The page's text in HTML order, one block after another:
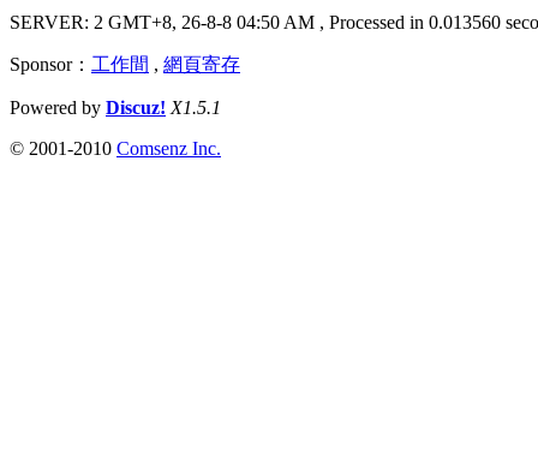
SERVER: 2 GMT+8, 26-8-8 04:50 AM , Processed in 0.013560
Sponsor： 工作間 , 網頁寄存
Powered by Discuz! X1.5.1
© 2001-2010 Comsenz Inc.